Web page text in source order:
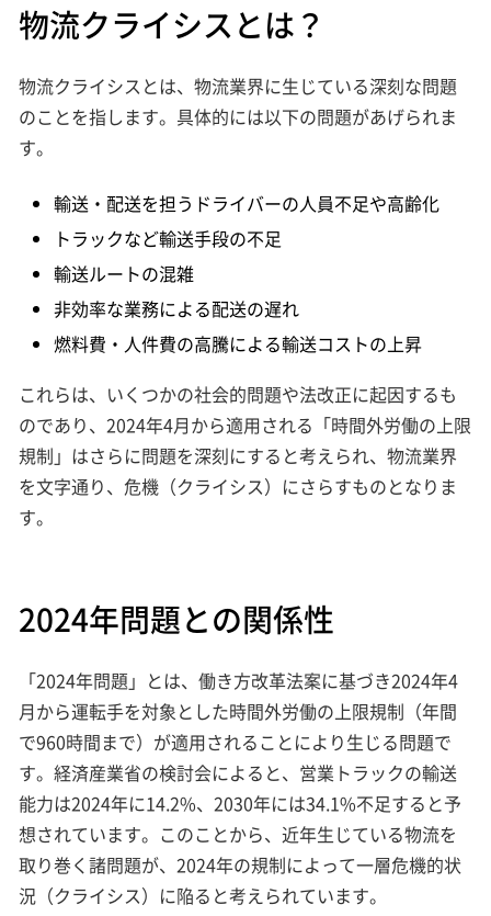
物流クライシスとは？
物流クライシスとは、物流業界に生じている深刻な問題
のことを指します。具体的には以下の問題があげられま
す。
輸送・配送を担うドライバーの人員不足や高齢化
トラックなど輸送手段の不足
輸送ルートの混雑
非効率な業務による配送の遅れ
燃料費・人件費の高騰による輸送コストの上昇
これらは、いくつかの社会的問題や法改正に起因するも
のであり、2024年4月から適用される「時間外労働の上限
規制」はさらに問題を深刻にすると考えられ、物流業界
を文字通り、危機（クライシス）にさらすものとなりま
す。
2024年問題との関係性
「2024年問題」とは、働き方改革法案に基づき2024年4
月から運転手を対象とした時間外労働の上限規制（年間
で960時間まで）が適用されることにより生じる問題で
す。経済産業省の検討会によると、営業トラックの輸送
能力は2024年に14.2%、2030年には34.1%不足すると予
想されています。このことから、近年生じている物流を
取り巻く諸問題が、2024年の規制によって一層危機的状
況（クライシス）に陥ると考えられています。